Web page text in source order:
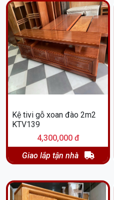
Kệ tivi gỗ xoan đào 2m2
KTV139
4,300,000 đ
Giao lắp tận nhà